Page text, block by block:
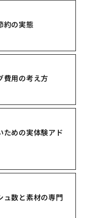
約の実態
費用の考え方
ための実体験アド
ュ数と素材の専門